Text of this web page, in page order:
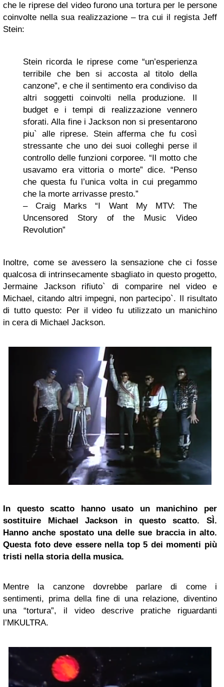
che le riprese del video furono una tortura per le persone
coinvolte nella sua realizzazione – tra cui il regista Jeff
Stein:
Stein ricorda le riprese come “un’esperienza
terribile che ben si accosta al titolo della
canzone”, e che il sentimento era condiviso da
altri soggetti coinvolti nella produzione. Il
budget e i tempi di realizzazione vennero
sforati. Alla fine i Jackson non si presentarono
piu` alle riprese. Stein afferma che fu così
stressante che uno dei suoi colleghi perse il
controllo delle funzioni corporee. “Il motto che
usavamo era vittoria o morte” dice. “Penso
che questa fu l’unica volta in cui pregammo
che la morte arrivasse presto.”
– Craig Marks “I Want My MTV: The
Uncensored Story of the Music Video
Revolution”
Inoltre, come se avessero la sensazione che ci fosse
qualcosa di intrinsecamente sbagliato in questo progetto,
Jermaine Jackson rifiuto` di comparire nel video e
Michael, citando altri impegni, non partecipo`. Il risultato
di tutto questo: Per il video fu utilizzato un manichino
in cera di Michael Jackson.
In questo scatto hanno usato un manichino per
sostituire Michael Jackson in questo scatto. SÌ.
Hanno anche spostato una delle sue braccia in alto.
Questa foto deve essere nella top 5 dei momenti più
tristi nella storia della musica.
Mentre la canzone dovrebbe parlare di come i
sentimenti, prima della fine di una relazione, diventino
una “tortura”, il video descrive pratiche riguardanti
l’MKULTRA.